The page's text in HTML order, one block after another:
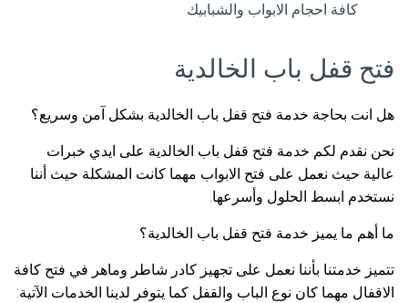
كافة احجام الابواب والشبابيك
فتح قفل باب الخالدية
هل انت بحاجة خدمة فتح قفل باب الخالدية بشكل آمن وسريع؟
نحن نقدم لكم خدمة فتح قفل باب الخالدية على ايدي خبرات
عالية حيث نعمل على فتح الابواب مهما كانت المشكلة حيث أننا
نستخدم ابسط الحلول وأسرعها.
ما أهم ما يميز خدمة فتح قفل باب الخالدية؟
تتميز خدمتنا بأننا نعمل على تجهيز كادر شاطر وماهر في فتح كافة
الاقفال مهما كان نوع الباب والقفل كما يتوفر لدينا الخدمات الآتية: